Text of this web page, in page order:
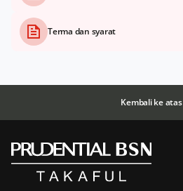
Terma dan syarat
Kembali ke atas